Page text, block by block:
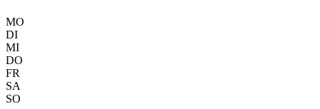
MO
DI
MI
DO
FR
SA
SO